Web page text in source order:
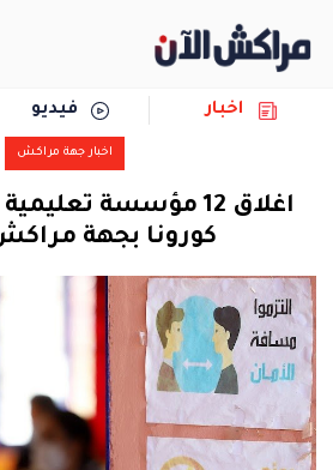
مجتمع
رياضة
حوادث
دولية
اخبار فيديو
اخبار جهة مراكش
اغلاق 12 مؤسسة
كورونا بجهة